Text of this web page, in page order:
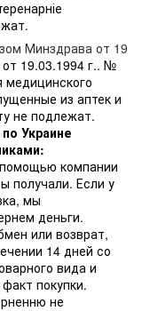
Минздрава от 19
19.03.1994 г.. №
медицинского
из аптек и
не подлежат.
Украине
компании
получали. Если у
мы
деньги.
или возврат,
14 дней со
вида и
покупки.
не